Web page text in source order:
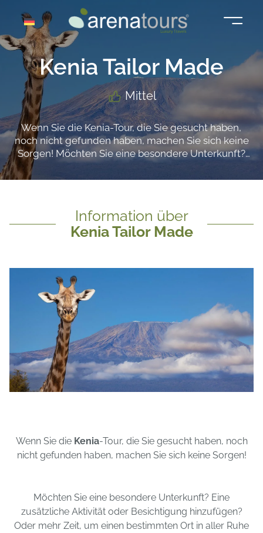
Inhalt
springen
Kenia Tailor Made
Mittel
Wenn Sie die Kenia-Tour, die Sie gesucht haben,
noch nicht gefunden haben, machen Sie sich keine
Sorgen! Möchten Sie eine besondere Unterkunft?
Eine zusätzliche Aktivität oder Besichtigung
hinzufügen? Oder mehr Zeit, um einen bestimmten
Unsere Reiseplaner werden eine maßgeschneiderte
Reiseroute entwerfen, die all Ihren Wünschen
Information über
Kenia Tailor Made
Wenn Sie die Kenia-Tour, die Sie gesucht haben, noch
nicht gefunden haben, machen Sie sich keine Sorgen!
Möchten Sie eine besondere Unterkunft? Eine
zusätzliche Aktivität oder Besichtigung hinzufügen?
Oder mehr Zeit, um einen bestimmten Ort in aller Ruhe